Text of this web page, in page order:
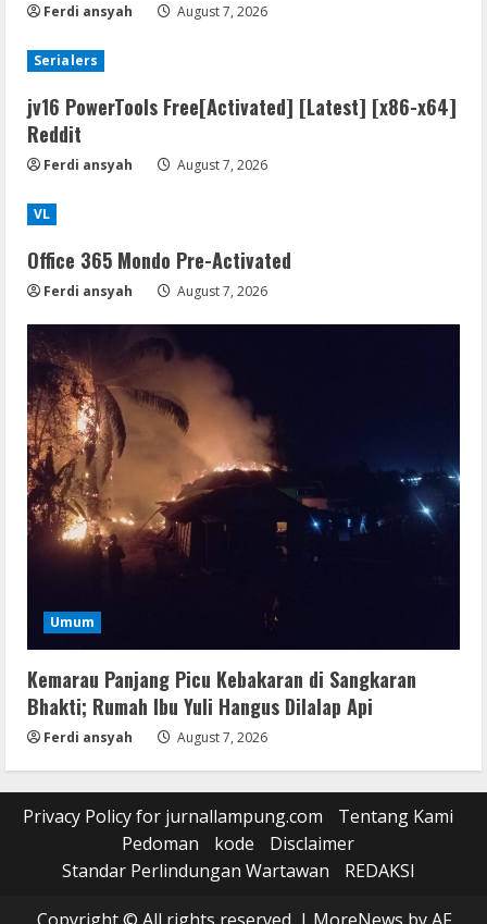
Ferdi ansyah August 7, 2026
Serialers
jv16 PowerTools Free[Activated] [Latest] [x86-x64]
Reddit
Ferdi ansyah August 7, 2026
VL
Office 365 Mondo Pre-Activated
Ferdi ansyah August 7, 2026
Umum
Kemarau Panjang Picu Kebakaran di Sangkaran
Bhakti; Rumah Ibu Yuli Hangus Dilalap Api
Ferdi ansyah August 7, 2026
Privacy Policy for jurnallampung.com
Tentang Kami
Pedoman
kode
Disclaimer
Standar Perlindungan Wartawan
REDAKSI